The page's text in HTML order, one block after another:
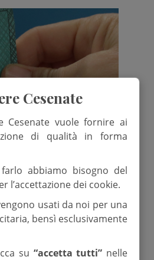
al voto, meno 31,90
alle ultime
del 2020
Cesenate
Cesenate vuole fornire ai
di qualità in forma
abbiamo bisogno del
l’accettazione dei cookie.
usati da noi per una
bensì esclusivamente
su “accetta tutti” nelle